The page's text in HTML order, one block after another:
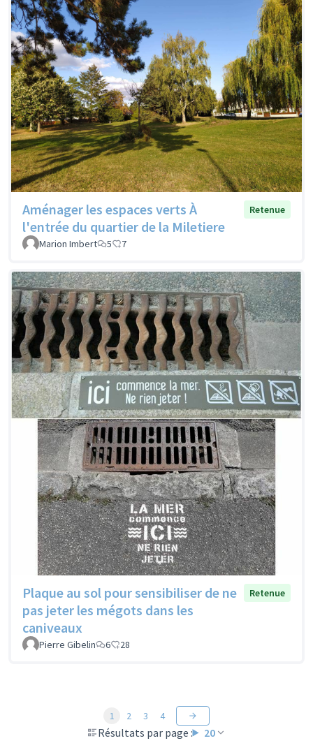
Aménager les espaces verts À
l'entrée du quartier de la Miletiere
Retenue
Marion Imbert 5 7
Plaque au sol pour sensibiliser de ne
pas jeter les mégots dans les
caniveaux
Retenue
Pierre Gibelin 6 28
Résultats par page : 20
1 2 3 4